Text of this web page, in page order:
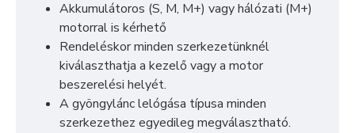
Akkumulátoros (S, M, M+) vagy hálózati (M+)
motorral is kérhető
Rendeléskor minden szerkezetünknél
kiválaszthatja a kezelő vagy a motor
beszerelési helyét.
A gyöngylánc lelógása típusa minden
szerkezethez egyedileg megválasztható.